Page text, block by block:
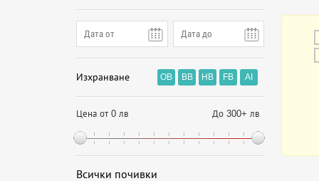
Изхранване OB BB HB FB AI
Цена от 0 лв До 300+ лв
Всички почивки